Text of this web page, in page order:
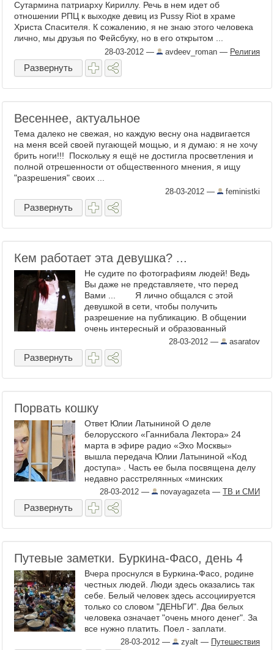
Сутармина патриарху Кириллу. Речь в нем идет об
отношении РПЦ к выходке девиц из Pussy Riot в храме
Христа Спасителя. К сожалению, я не знаю этого человека
лично, мы друзья по Фейсбуку, но в его открытом ...
28-03-2012 — avdeev_roman — Религия
Развернуть
Весеннее, актуальное
Тема далеко не свежая, но каждую весну она надвигается
на меня всей своей пугающей мощью, и я думаю: я не хочу
брить ноги!!! Поскольку я ещё не достигла просветления и
полной отрешенности от общественного мнения, я ищу
"разрешения" своих ...
28-03-2012 — feministki
Развернуть
Кем работает эта девушка? ...
Не судите по фотографиям людей! Ведь
Вы даже не представляете, что перед
Вами ... Я лично общался с этой
девушкой в сети, чтобы получить
разрешение на публикацию. В общении
очень интересный и образованный
28-03-2012 — asaratov
Развернуть
Порвать кошку
Ответ Юлии Латыниной О деле
белорусского «Ганнибала Лектора» 24
марта в эфире радио «Эхо Москвы»
вышла передача Юлии Латыниной «Код
доступа» . Часть ее была посвящена делу
недавно расстрелянных «минских
террористов» Коновалова и ...
28-03-2012 — novayagazeta— ТВ и СМИ
Развернуть
Путевые заметки. Буркина-Фасо, день 4
Вчера проснулся в Буркина-Фасо, родине
честных людей. Люди здесь оказались так
себе. Белый человек здесь ассоциируется
только со словом "ДЕНЬГИ". Два белых
человека означает "очень много денег". За
все нужно платить. Поел - заплати.
Проехал на ...28-03-2012 — zyalt — Путешествия